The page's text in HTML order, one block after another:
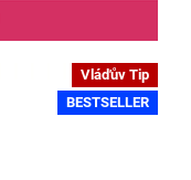
Vláďův Tip
BESTSELLER